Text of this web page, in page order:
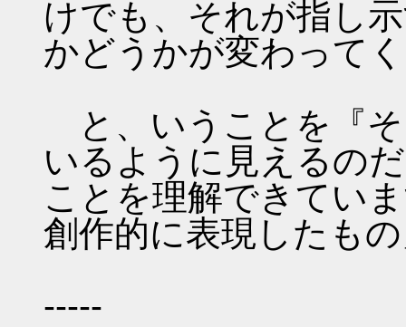
けでも、それが指し
かどうかが変わって
と、いうことを『
いるように見えるの
ことを理解できてい
創作的に表現したも
-----